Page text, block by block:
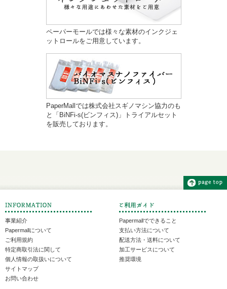
ペーパーモールでは様々な素材のインクジェ
ットロールをご用意しています。
PaperMallでは株式会社スギノマシン協力のも
と「BiNFi-s(ビンフィス)」トライアルセット
を販売しております。
事業紹介
Papermallについて
ご利用規約
特定商取引法に関して
個人情報の取扱いについて
サイトマップ
お問い合わせ
Papermallでできること
支払い方法について
配送方法・送料について
加工サービスについて
推奨環境